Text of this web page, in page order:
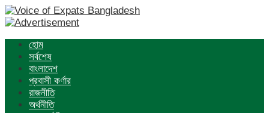
হোম
সর্বশেষ
বাংলাদেশ
প্রবাসী কর্ণার
রাজনীতি
অর্থনীতি